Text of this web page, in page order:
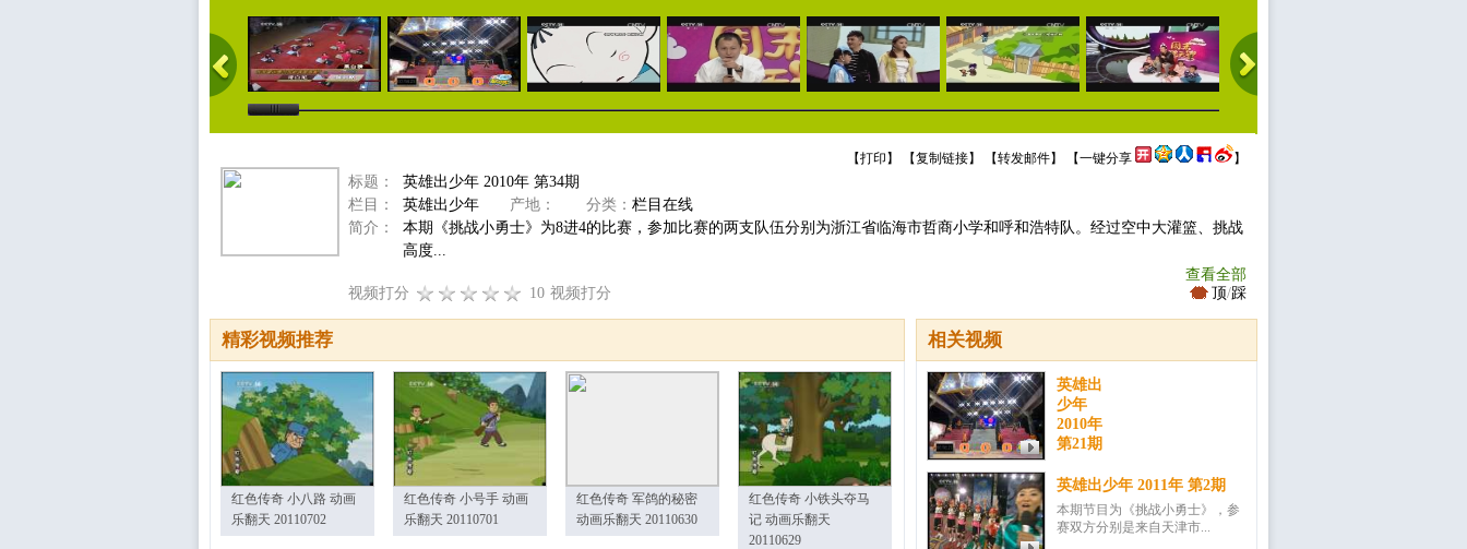
【打印 】 【复制链接】 【转发邮件】 【一键分享 】
标题：
英雄出少年 2010年 第34期
栏目：
英雄出少年 产地： 分类： 栏目在线
简介：
本期《挑战小勇士》为8进4的比赛，参加比赛的两支队伍分别为浙江省临海市哲商小学和呼和浩特队。经过空中大灌篮、挑战
高度...
查看全部
视频打分
10 视频打分 顶/踩
相关视频
英雄出
少年
2010年
第21期
英雄出少年 2011年 第2期
本期节目为《挑战小勇士》，参
赛双方分别是来自天津市...
精彩视频推荐
红色传奇 小八路 动画
乐翻天 20110702
红色传奇 小号手 动画
乐翻天 20110701
红色传奇 军鸽的秘密
动画乐翻天 20110630
红色传奇 小铁头夺马
记 动画乐翻天
20110629